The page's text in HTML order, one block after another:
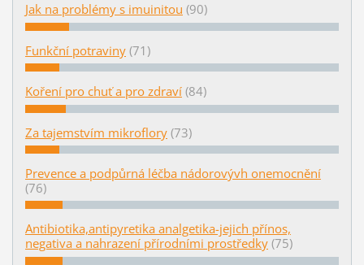
Jak na problémy s imuinitou (90)
Funkční potraviny (71)
Koření pro chuť a pro zdraví (84)
Za tajemstvím mikroflory (73)
Prevence a podpůrná léčba nádorovývh onemocnění
(76)
Antibiotika,antipyretika analgetika-jejich přínos,
negativa a nahrazení přírodními prostředky (75)